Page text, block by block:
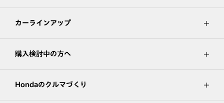
カーラインアップ
購入検討中の方へ
Hondaのクルマづくり